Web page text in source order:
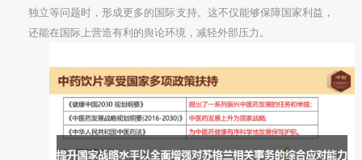
独立等问题时，形成更多的国际支持。这不仅能够保障国家利益，
还能在国际上营造有利的舆论环境，减轻外部压力。